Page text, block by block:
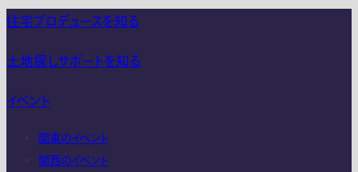
住宅プロデュースを知る
土地探しサポートを知る
イベント
関東のイベント
関西のイベント